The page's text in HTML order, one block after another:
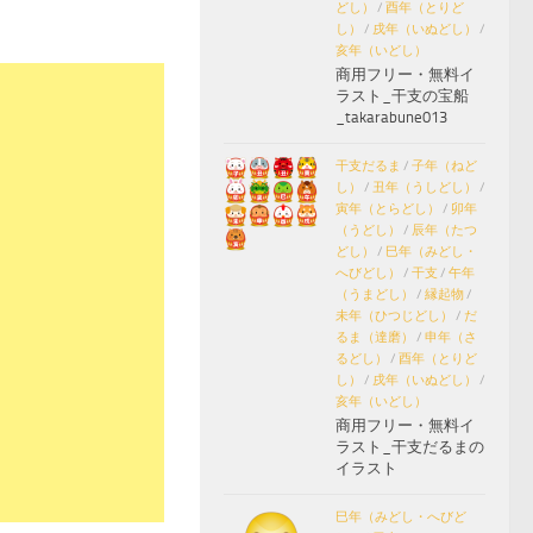
どし）
/ 酉年（とりど
し）
/ 戌年（いぬどし）
/
亥年（いどし）
商用フリー・無料イ
ラスト_干支の宝船
_takarabune013
干支だるま / 子年（ねど
し）
/ 丑年（うしどし）
/
寅年（とらどし）
/ 卯年
（うどし）
/ 辰年（たつ
どし）
/ 巳年（みどし・
へびどし）
/ 干支 / 午年
（うまどし）
/ 縁起物/
未年（ひつじどし）
/ だ
るま（達磨）
/ 申年（さ
るどし）
/ 酉年（とりど
し）
/ 戌年（いぬどし）
/
亥年（いどし）
商用フリー・無料イ
ラスト_干支だるまの
イラスト
巳年（みどし・へびど